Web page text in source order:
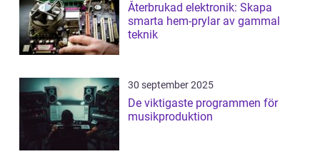
Återbrukad elektronik: Skapa
smarta hem-prylar av gammal
teknik
30 september 2025
De viktigaste programmen för
musikproduktion